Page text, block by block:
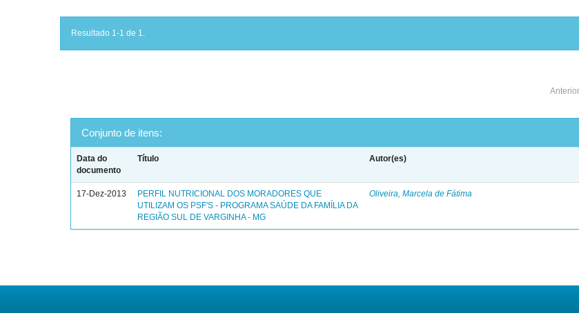
Resultado 1-1 de 1.
Anterior
Conjunto de itens:
Data do
documento
Título Autor(es)
17-Dez-2013
PERFIL NUTRICIONAL DOS MORADORES QUE
UTILIZAM OS PSF'S - PROGRAMA SAÚDE DA FAMÍLIA DA
REGIÃO SUL DE VARGINHA - MG
Oliveira, Marcela de Fátima